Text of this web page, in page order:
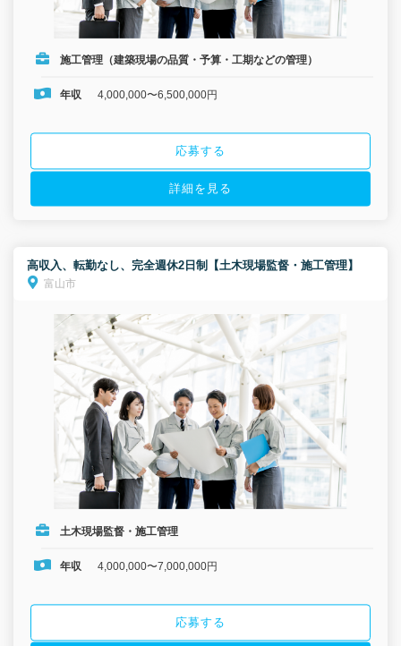
施工管理（建築現場の品質・予算・工期などの管理）
年収 4,000,000〜6,500,000円
応募する
詳細を見る
高収入、転勤なし、完全週休2日制【土木現場監督・施工管理】
富山市
土木現場監督・施工管理
年収 4,000,000〜7,000,000円
応募する